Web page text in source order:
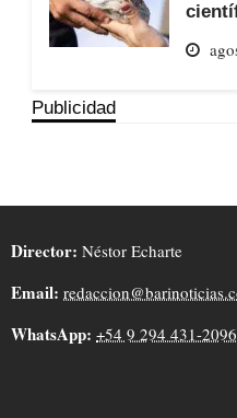
Publicidad
Director: Néstor Echarte
Email:
WhatsApp: +54 9 294 431-2096